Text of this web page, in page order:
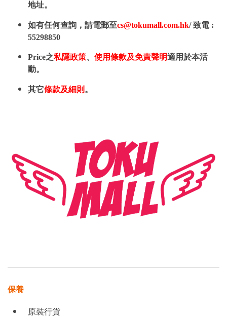
地址。
如有任何查詢，請電郵至cs@tokumall.com.hk/ 致電 :
55298850
Price之私隱政策、 使用條款及免責聲明適用於本活
動。
其它條款及細則 。
保養
原裝行貨